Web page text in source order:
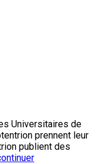
Universitaires de
prennent leur
publient des